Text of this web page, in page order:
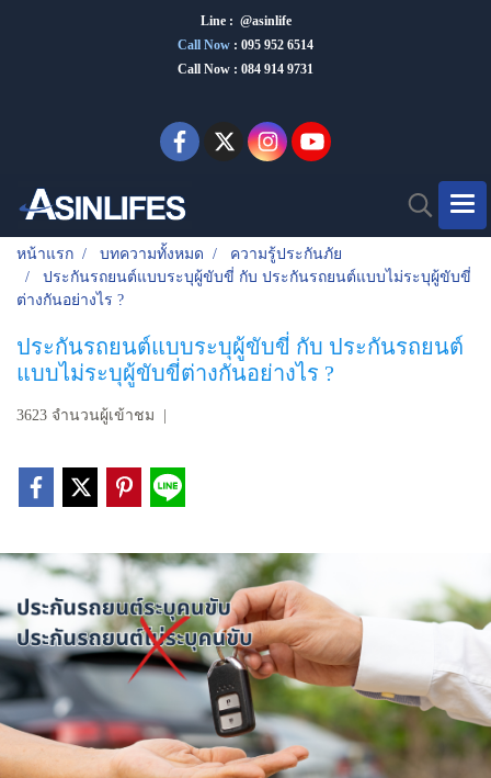
Line : @asinlife
Call Now : 095 952 6514
Call Now : 084 914 9731
หน้าแรก บทความทั้งหมด
ความรู้ประกันภัย
ประกันรถยนต์แบบระบุผู้ขับขี่ กับ ประกันรถยนต์แบบไม่ระบุผู้ขับขี่
ต่างกันอย่างไร ?
ประกันรถยนต์แบบระบุผู้ขับขี่ กับ ประกันรถยนต์
แบบไม่ระบุผู้ขับขี่ต่างกันอย่างไร ?
3623 จำนวนผู้เข้าชม